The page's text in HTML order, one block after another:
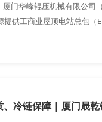
厦门华峰辊压机械有限公司
提供工商业屋顶电站总包（
、冷链保障 | 厦门晟